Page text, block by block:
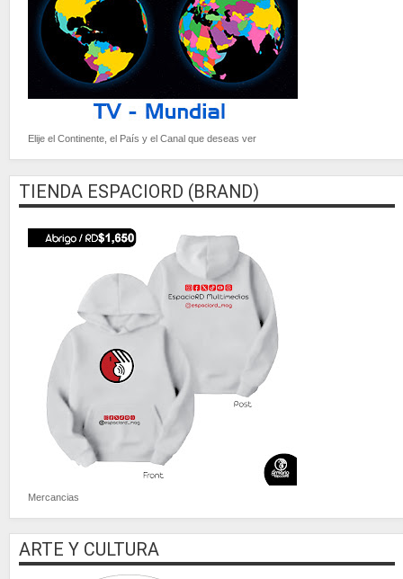
Elije el Continente, el País y el Canal que deseas ver
TIENDA ESPACIORD (BRAND)
Mercancias
ARTE Y CULTURA